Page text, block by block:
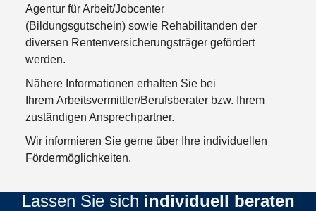
Agentur für Arbeit/Jobcenter
(Bildungsgutschein) sowie Rehabilitanden der
diversen Rentenversicherungsträger gefördert
werden.
Nähere Informationen erhalten Sie bei
Ihrem Arbeitsvermittler/Berufsberater bzw. Ihrem
zuständigen Ansprechpartner.
Wir informieren Sie gerne über Ihre individuellen
Fördermöglichkeiten.
Lassen Sie sich individuell beraten